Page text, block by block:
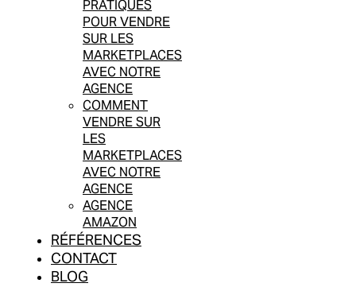
PRATIQUES
POUR VENDRE
SUR LES
MARKETPLACES
AVEC NOTRE
AGENCE
COMMENT
VENDRE SUR
LES
MARKETPLACES
AVEC NOTRE
AGENCE
AGENCE
AMAZON
RÉFÉRENCES
CONTACT
BLOG